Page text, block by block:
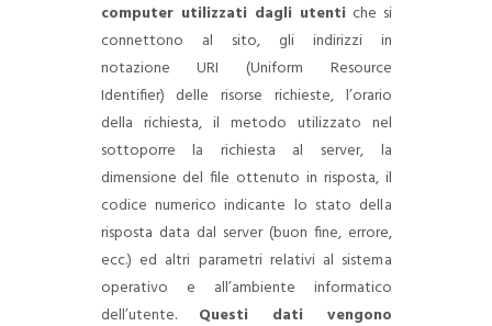
computer utilizzati dagli utenti che si
connettono al sito, gli indirizzi in
notazione URI (Uniform Resource
Identifier) delle risorse richieste, l’orario
della richiesta, il metodo utilizzato nel
sottoporre la richiesta al server, la
dimensione del file ottenuto in risposta, il
codice numerico indicante lo stato della
risposta data dal server (buon fine, errore,
ecc.) ed altri parametri relativi al sistema
operativo e all’ambiente informatico
dell’utente.
Questi dati vengono